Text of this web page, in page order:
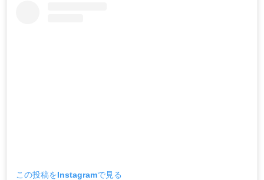
この投稿をInstagramで見る